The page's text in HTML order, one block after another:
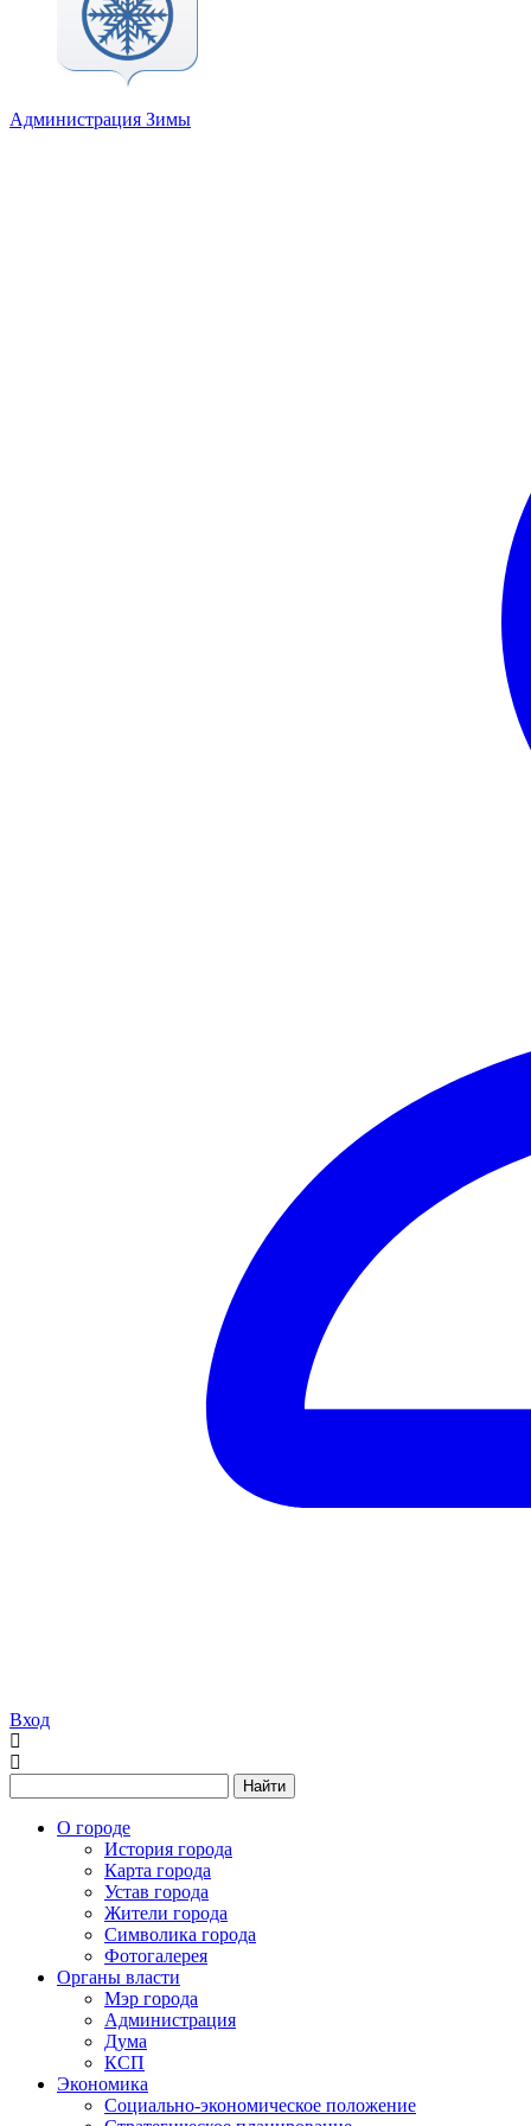
Администрация Зимы
Вход
Найти
О городе
История города
Карта города
Устав города
Жители города
Символика города
Фотогалерея
Органы власти
Мэр города
Администрация
Дума
КСП
Экономика
Социально-экономическое положение